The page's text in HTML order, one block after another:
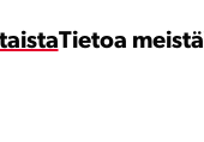
Tietoa meistä